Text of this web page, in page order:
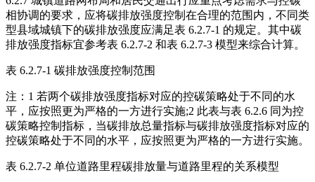
相协调的要求，应将碳排放强度控制在合理的范围内，不同类
型县域城镇下的碳排放强度应满足表 6.2.7-1 的规定。其中碳
排放强度指标宜参考表 6.2.7-2 和表 6.2.7-3 模型来综合计算。
表 6.2.7-1 碳排放强度控制范围
注：1 若两个碳排放强度指标对应的控碳策略处于不同的水
平，应按照更为严格的一方进行实施;2 此表与表 6.2.6 同为控
碳策略控制指标，当碳排放总量指标与碳排放强度指标对应的
控碳策略处于不同的水平，应按照更为严格的一方进行实施。
表 6.2.7-2 单位道路里程碳排放量与道路里程的关系模型